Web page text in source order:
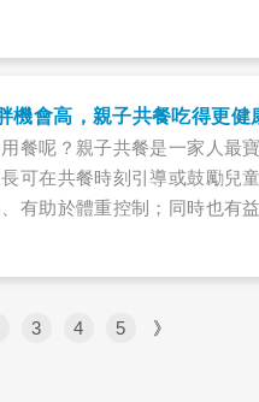
26.7％，情況令人憂心。另一
機會高，親子共餐吃得更健
餐呢？親子共餐是一家人最
可在共餐時刻引導或鼓勵兒
有助於體重控制；同時也有
3 4 5 》